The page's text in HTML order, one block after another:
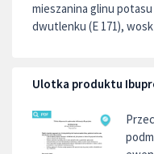
mieszanina glinu
dwutlenku (E 171),
Ulotka produktu